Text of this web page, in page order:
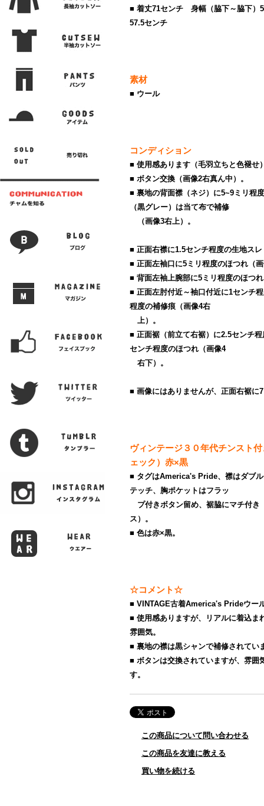
■ 着丈71センチ 身幅（脇下～脇下
57.5センチ
素材
■ ウール
コンディション
■ 使用感あります（毛羽立ちと色褪せ
■ ボタン交換（画像2右真ん中）。
■ 裏地の背面襟（ネジ）に5~9ミリ程
（黒グレー）は当て布で補修
（画像3右上）。
■ 正面右襟に1.5センチ程度の生地ス
■ 正面左袖口に5ミリ程度のほつれ（
■ 背面左袖上腕部に5ミリ程度のほつ
■ 正面左肘付近～袖口付近に1センチ
程度の補修痕（画像4右
上）。
■ 正面裾（前立て右裾）に2.5センチ
センチ程度のほつれ（画像4
右下）。
■ 画像にはありませんが、正面右裾に
ヴィンテージ３０年代チンスト
ェック）赤×黒
■ タグはAmerica's Pride、襟はダブ
テッチ、胸ポケットはフラッ
プ付きボタン留め、裾脇にマチ付き
ス）。
■ 色は赤×黒。
☆コメント☆
■ VINTAGE古着America's Prideウー
■ 使用感ありますが、リアルに着込ま
雰囲気。
■ 裏地の襟は黒シャンで補修されてい
■ ボタンは交換されていますが、雰囲
す。
この商品について問い合わせる
この商品を友達に教える
買い物を続ける